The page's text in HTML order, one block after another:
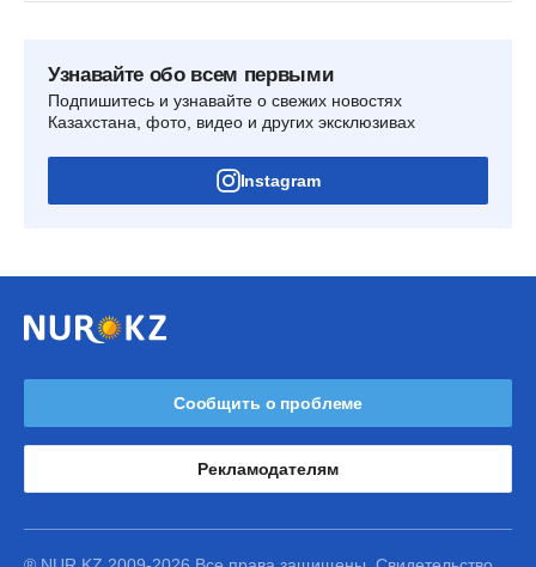
Узнавайте обо всем первыми
Подпишитесь и узнавайте о свежих новостях
Казахстана, фото, видео и других эксклюзивах
Instagram
Сообщить о проблеме
Рекламодателям